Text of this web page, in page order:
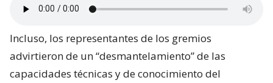
Incluso, los representantes de los gremios
advirtieron de un “desmantelamiento” de las
capacidades técnicas y de conocimiento del